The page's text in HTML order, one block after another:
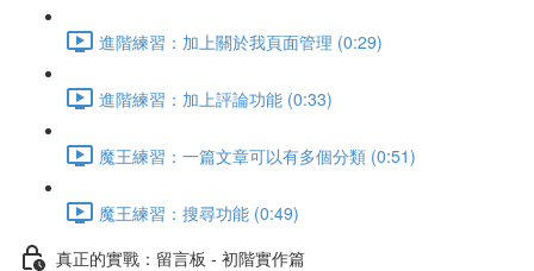
進階練習：加上關於我頁面管理 (0:29)
進階練習：加上評論功能 (0:33)
魔王練習：一篇文章可以有多個分類 (0:51)
魔王練習：搜尋功能 (0:49)
真正的實戰：留言板 - 初階實作篇